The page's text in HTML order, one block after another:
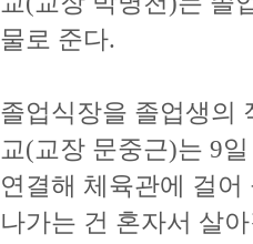
물로 준다.
졸업식장을 졸업생의
교(교장 문중근)는 9
연결해 체육관에 걸
나가는 건 혼자서 살